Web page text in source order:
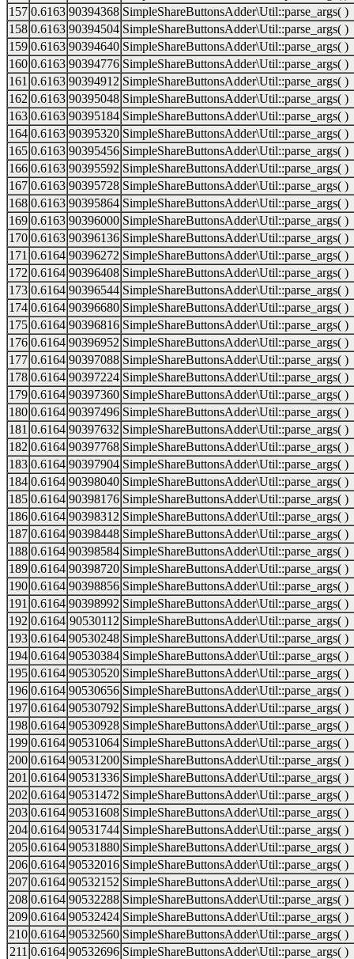
157 0.6163 90394368 SimpleShareButtonsAdder\Util::parse_args( )
158 0.6163 90394504 SimpleShareButtonsAdder\Util::parse_args( )
159 0.6163 90394640 SimpleShareButtonsAdder\Util::parse_args( )
160 0.6163 90394776 SimpleShareButtonsAdder\Util::parse_args( )
161 0.6163 90394912 SimpleShareButtonsAdder\Util::parse_args( )
162 0.6163 90395048 SimpleShareButtonsAdder\Util::parse_args( )
163 0.6163 90395184 SimpleShareButtonsAdder\Util::parse_args( )
164 0.6163 90395320 SimpleShareButtonsAdder\Util::parse_args( )
165 0.6163 90395456 SimpleShareButtonsAdder\Util::parse_args( )
166 0.6163 90395592 SimpleShareButtonsAdder\Util::parse_args( )
167 0.6163 90395728 SimpleShareButtonsAdder\Util::parse_args( )
168 0.6163 90395864 SimpleShareButtonsAdder\Util::parse_args( )
169 0.6163 90396000 SimpleShareButtonsAdder\Util::parse_args( )
170 0.6163 90396136 SimpleShareButtonsAdder\Util::parse_args( )
171 0.6164 90396272 SimpleShareButtonsAdder\Util::parse_args( )
172 0.6164 90396408 SimpleShareButtonsAdder\Util::parse_args( )
173 0.6164 90396544 SimpleShareButtonsAdder\Util::parse_args( )
174 0.6164 90396680 SimpleShareButtonsAdder\Util::parse_args( )
175 0.6164 90396816 SimpleShareButtonsAdder\Util::parse_args( )
176 0.6164 90396952 SimpleShareButtonsAdder\Util::parse_args( )
177 0.6164 90397088 SimpleShareButtonsAdder\Util::parse_args( )
178 0.6164 90397224 SimpleShareButtonsAdder\Util::parse_args( )
179 0.6164 90397360 SimpleShareButtonsAdder\Util::parse_args( )
180 0.6164 90397496 SimpleShareButtonsAdder\Util::parse_args( )
181 0.6164 90397632 SimpleShareButtonsAdder\Util::parse_args( )
182 0.6164 90397768 SimpleShareButtonsAdder\Util::parse_args( )
183 0.6164 90397904 SimpleShareButtonsAdder\Util::parse_args( )
184 0.6164 90398040 SimpleShareButtonsAdder\Util::parse_args( )
185 0.6164 90398176 SimpleShareButtonsAdder\Util::parse_args( )
186 0.6164 90398312 SimpleShareButtonsAdder\Util::parse_args( )
187 0.6164 90398448 SimpleShareButtonsAdder\Util::parse_args( )
188 0.6164 90398584 SimpleShareButtonsAdder\Util::parse_args( )
189 0.6164 90398720 SimpleShareButtonsAdder\Util::parse_args( )
190 0.6164 90398856 SimpleShareButtonsAdder\Util::parse_args( )
191 0.6164 90398992 SimpleShareButtonsAdder\Util::parse_args( )
192 0.6164 90530112 SimpleShareButtonsAdder\Util::parse_args( )
193 0.6164 90530248 SimpleShareButtonsAdder\Util::parse_args( )
194 0.6164 90530384 SimpleShareButtonsAdder\Util::parse_args( )
195 0.6164 90530520 SimpleShareButtonsAdder\Util::parse_args( )
196 0.6164 90530656 SimpleShareButtonsAdder\Util::parse_args( )
197 0.6164 90530792 SimpleShareButtonsAdder\Util::parse_args( )
198 0.6164 90530928 SimpleShareButtonsAdder\Util::parse_args( )
199 0.6164 90531064 SimpleShareButtonsAdder\Util::parse_args( )
200 0.6164 90531200 SimpleShareButtonsAdder\Util::parse_args( )
201 0.6164 90531336 SimpleShareButtonsAdder\Util::parse_args( )
202 0.6164 90531472 SimpleShareButtonsAdder\Util::parse_args( )
203 0.6164 90531608 SimpleShareButtonsAdder\Util::parse_args( )
204 0.6164 90531744 SimpleShareButtonsAdder\Util::parse_args( )
205 0.6164 90531880 SimpleShareButtonsAdder\Util::parse_args( )
206 0.6164 90532016 SimpleShareButtonsAdder\Util::parse_args( )
207 0.6164 90532152 SimpleShareButtonsAdder\Util::parse_args( )
208 0.6164 90532288 SimpleShareButtonsAdder\Util::parse_args( )
209 0.6164 90532424 SimpleShareButtonsAdder\Util::parse_args( )
210 0.6164 90532560 SimpleShareButtonsAdder\Util::parse_args( )
211 0.6164 90532696 SimpleShareButtonsAdder\Util::parse_args( )